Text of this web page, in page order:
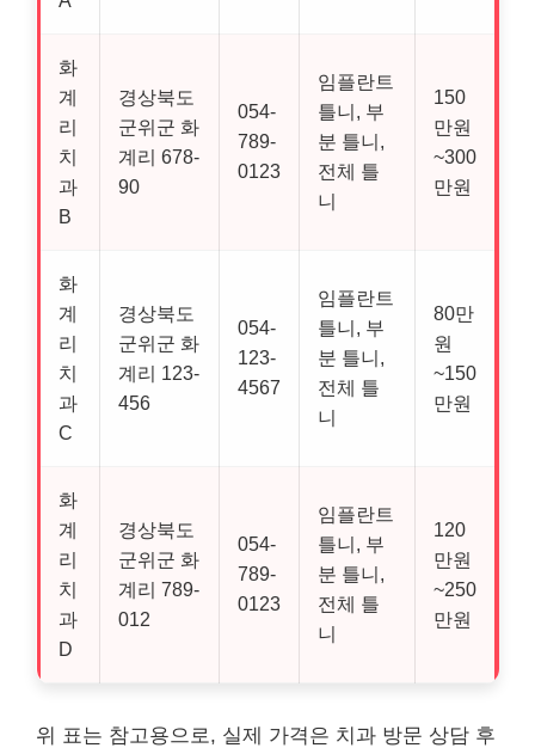
화
계
리
치
과
B
경상북도
군위군 화
계리 678-
90
054-
789-
0123
임플란트
틀니, 부
분 틀니,
전체 틀
니
150
만원
~300
만원
화
계
리
치
과
C
경상북도
군위군 화
계리 123-
456
054-
123-
4567
임플란트
틀니, 부
분 틀니,
전체 틀
니
80만
원
~150
만원
화
계
리
치
과
D
경상북도
군위군 화
계리 789-
012
054-
789-
0123
임플란트
틀니, 부
분 틀니,
전체 틀
니
120
만원
~250
만원
위 표는 참고용으로, 실제 가격은 치과 방문 상담 후